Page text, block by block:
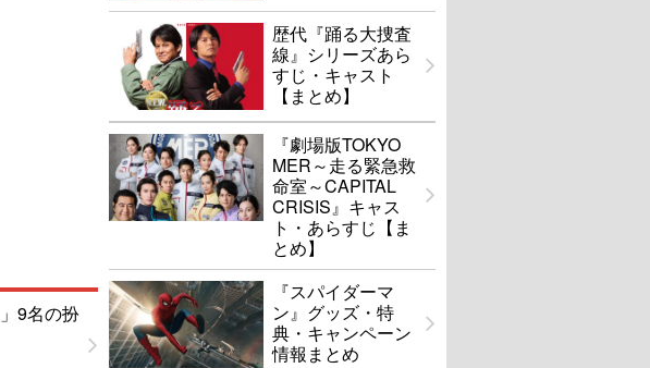
9名の扮
歴代『踊る大捜査
線』シリーズあら
すじ・キャスト
【まとめ】
『劇場版TOKYO
MER～走る緊急救
命室～CAPITAL
CRISIS』キャス
ト・あらすじ【ま
とめ】
『スパイダーマ
ン』グッズ・特
典・キャンペーン
情報まとめ